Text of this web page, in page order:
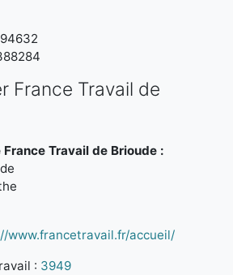
France Travail de
Travail de Brioude :
www.francetravail.fr/accueil/
: 3949